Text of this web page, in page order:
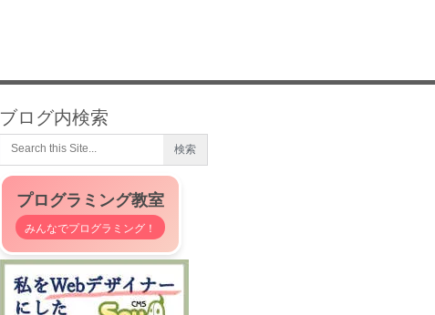
ブログ内検索
プログラミング教室
みんなでプログラミング！